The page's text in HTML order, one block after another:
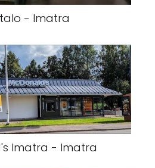
- Imatra
Imatra - Imatra